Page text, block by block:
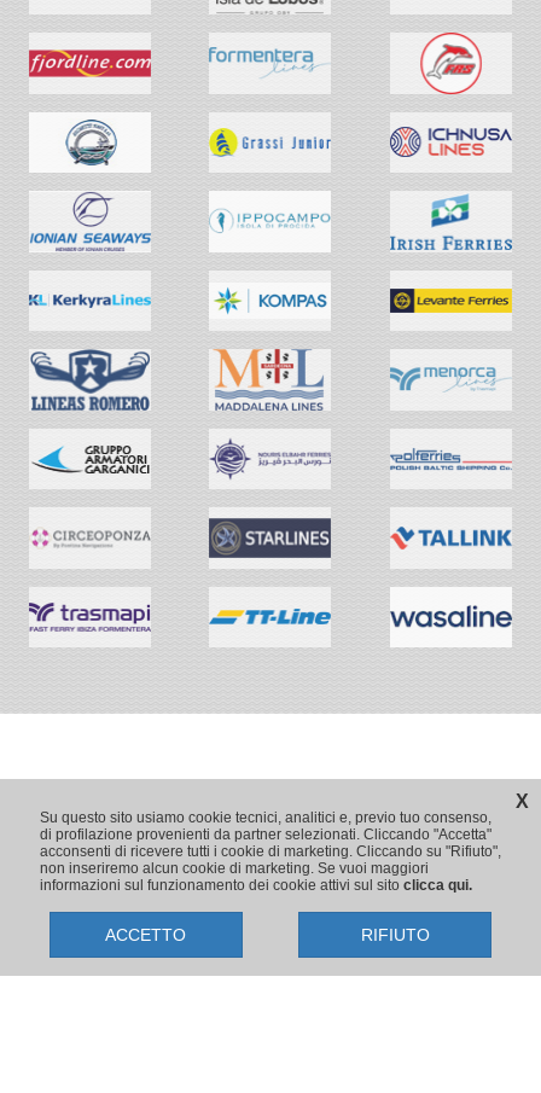
X
Su questo sito usiamo cookie tecnici, analitici e, previo tuo consenso,
di profilazione provenienti da partner selezionati. Cliccando "Accetta"
acconsenti di ricevere tutti i cookie di marketing. Cliccando su "Rifiuto",
non inseriremo alcun cookie di marketing. Se vuoi maggiori
informazioni sul funzionamento dei cookie attivi sul sito clicca qui.
ACCETTO RIFIUTO